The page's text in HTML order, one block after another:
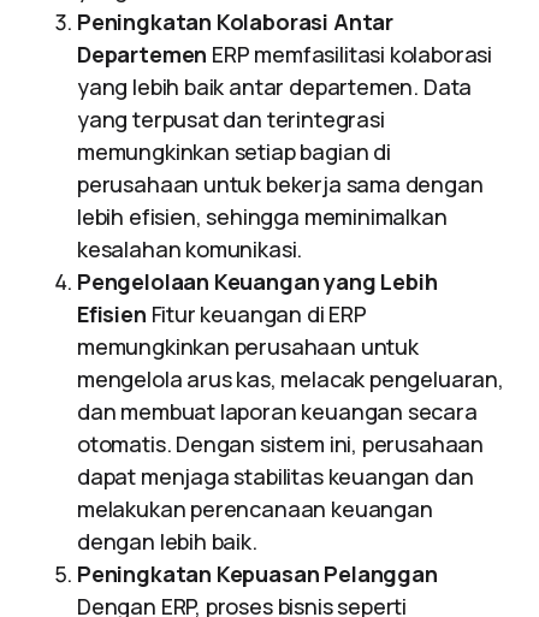
Peningkatan Kolaborasi Antar
Departemen ERP memfasilitasi kolaborasi
yang lebih baik antar departemen. Data
yang terpusat dan terintegrasi
memungkinkan setiap bagian di
perusahaan untuk bekerja sama dengan
lebih efisien, sehingga meminimalkan
kesalahan komunikasi.
Pengelolaan Keuangan yang Lebih
Efisien Fitur keuangan di ERP
memungkinkan perusahaan untuk
mengelola arus kas, melacak pengeluaran,
dan membuat laporan keuangan secara
otomatis. Dengan sistem ini, perusahaan
dapat menjaga stabilitas keuangan dan
melakukan perencanaan keuangan
dengan lebih baik.
Peningkatan Kepuasan Pelanggan
Dengan ERP, proses bisnis seperti